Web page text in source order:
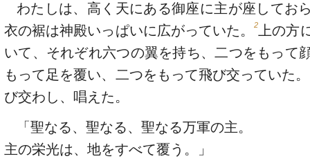
わたしは、高く天にある御座に主が座してお
衣の裾は神殿いっぱいに広がっていた。2
上の方
いて、それぞれ六つの翼を持ち、二つをもって
もって足を覆い、二つをもって飛び交っていた。
び交わし、唱えた。
「聖なる、聖なる、聖なる万軍の主。
主の栄光は、地をすべて覆う。」